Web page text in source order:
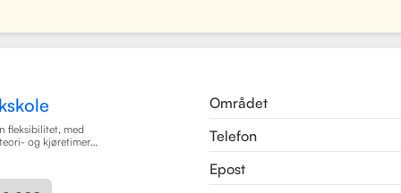
for å forberede
av teori og
fleksibilitet, med
og kjøretimer
Trafikkskole som
Området
Telefon
Epost